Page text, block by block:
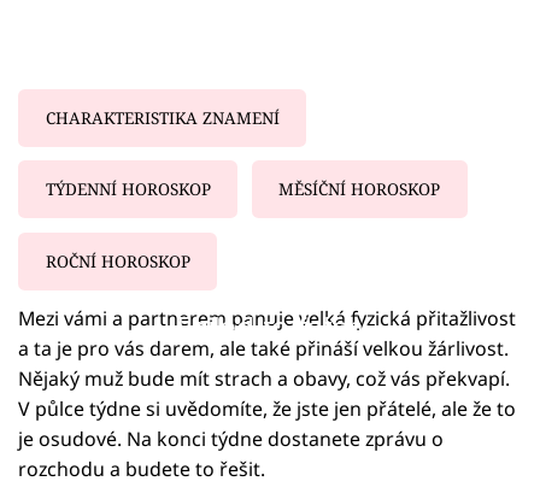
Sledujte nás
CHARAKTERISTIKA ZNAMENÍ
TÝDENNÍ HOROSKOP MĚSÍČNÍ HOROSKOP
ROČNÍ HOROSKOP
Failed to fetch
Mezi vámi a partnerem panuje velká fyzická přitažlivost
a ta je pro vás darem, ale také přináší velkou žárlivost.
Nějaký muž bude mít strach a obavy, což vás překvapí.
V půlce týdne si uvědomíte, že jste jen přátelé, ale že to
je osudové. Na konci týdne dostanete zprávu o
rozchodu a budete to řešit.